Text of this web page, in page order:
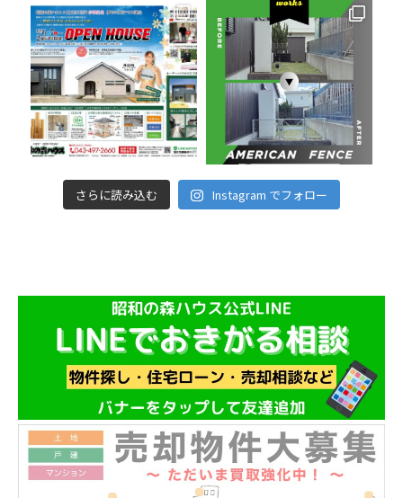
さらに読み込む Instagram でフォロー